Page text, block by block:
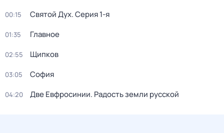
00:15 Святой Дух. Серия 1-я
01:35 Главное
02:55 Щипков
03:05 София
04:20 Две Евфросинии. Радость земли русской